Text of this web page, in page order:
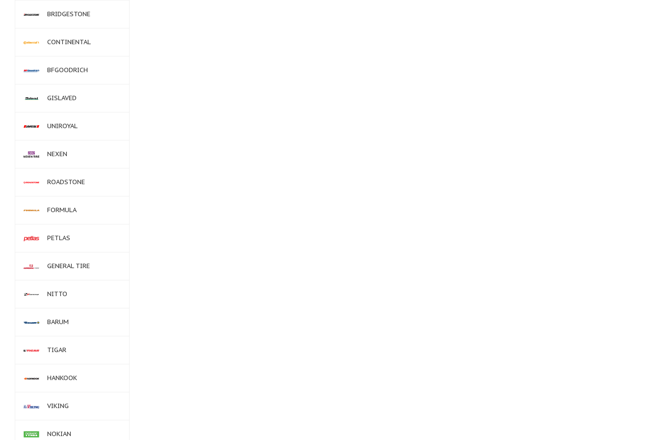
BRIDGESTONE
CONTINENTAL
BFGOODRICH
GISLAVED
UNIROYAL
NEXEN
ROADSTONE
FORMULA
PETLAS
GENERAL TIRE
NITTO
BARUM
TIGAR
HANKOOK
VIKING
NOKIAN